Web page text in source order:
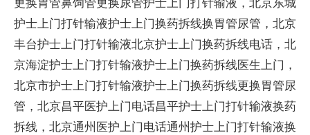
护士上门打针输液护士上门换药拆线换胃管尿管，北京
丰台护士上门打针输液北京护士上门换药拆线电话，北
京海淀护士上门打针输液护士上门换药拆线医生上门，
北京市护士上门打针输液护士上门换药拆线更换胃管尿
管，北京昌平医护上门电话昌平护士上门打针输液换药
拆线，北京通州医护上门电话通州护士上门打针输液换